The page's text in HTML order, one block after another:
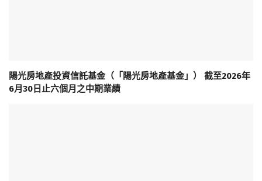
陽光房地產投資信託基金（「陽光房地產基金」） 截至2026年
6月30日止六個月之中期業績